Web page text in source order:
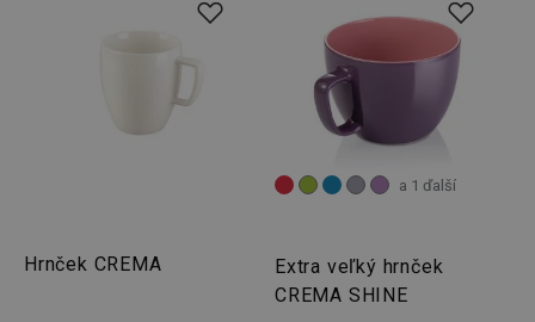
Hrnček CREMA
a 1 ďalší
Extra veľký hrnček
CREMA SHINE
udid .tescoma.cz